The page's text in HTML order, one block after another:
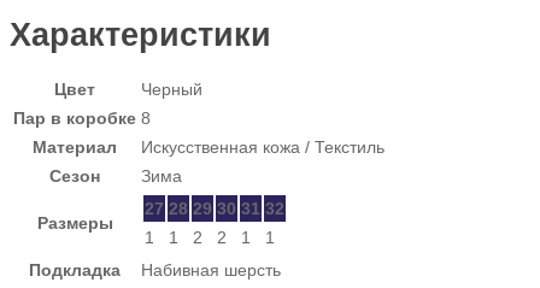
Характеристики
Цвет
Черный
Пар в коробке 8
Материал
Искусственная кожа / Текстиль
Сезон
Зима
Размеры
27 28 29 30 31 32
1
1 2 2 1
1
Подкладка
Набивная шерсть